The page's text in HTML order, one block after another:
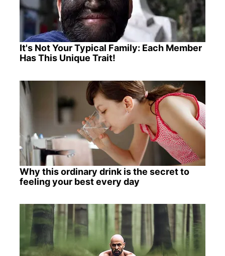
It's Not Your Typical Family: Each Member
Has This Unique Trait!
Why this ordinary drink is the secret to
feeling your best every day